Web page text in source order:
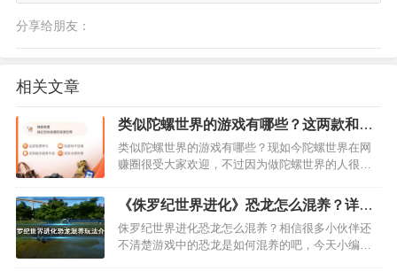
分享给朋友：
相关文章
类似陀螺世界的游戏有哪些？这两款和陀
螺世界很像
类似陀螺世界的游戏有哪些？现如今陀螺世界在网
赚圈很受大家欢迎，不过因为做陀螺世界的人很多
此，小编建议大家可以找些类似陀螺世界的游戏推
广，会比较容易推广操作，同样奖励也是很不错
的，感兴趣的朋友，赶紧下…
《侏罗纪世界进化》恐龙怎么混养？详细
玩法攻略介绍
侏罗纪世界进化恐龙怎么混养？相信很多小伙伴还
不清楚游戏中的恐龙是如何混养的吧，今天小编给